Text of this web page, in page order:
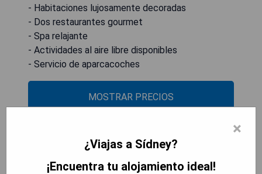
- Habitaciones lujosamente decoradas
- Dos restaurantes gourmet
- Spa relajante
- Actividades al aire libre disponibles
- Servicio de aparcacoches
MOSTRAR PRECIOS
Mountain Heritage Hotel
×
¿Viajas a Sídney?
¡Encuentra tu alojamiento ideal!